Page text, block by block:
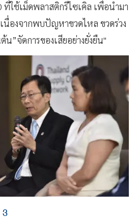
ที่ใช้เม็ดพลาสติกรีไซเคิล เพื่อนำมา
องจากพบปัญหาขวดไหล ขวดร่วง
น”จัดการของเสียอย่างยั่งยืน"